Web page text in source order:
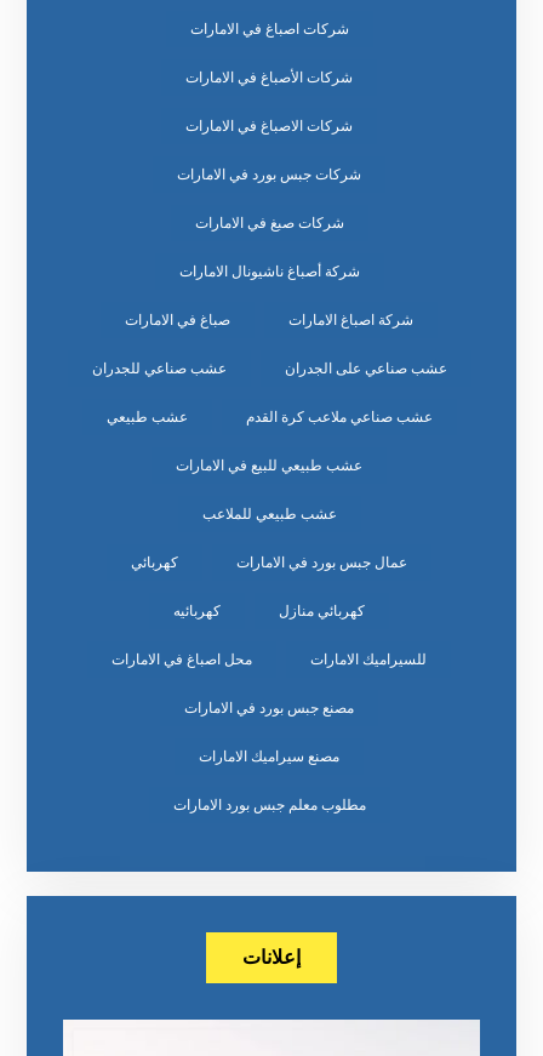
شركات اصباغ في الامارات
شركات الأصباغ في الامارات
شركات الاصباغ في الامارات
شركات جبس بورد في الامارات
شركات صبغ في الامارات
شركة أصباغ ناشيونال الامارات
شركة اصباغ الامارات صباغ في الامارات
عشب صناعي على الجدران عشب صناعي للجدران
عشب صناعي ملاعب كرة القدم عشب طبيعي
عشب طبيعي للبيع في الامارات
عشب طبيعي للملاعب
عمال جبس بورد في الامارات كهربائي
كهربائي منازل كهربائيه
للسيراميك الامارات محل اصباغ في الامارات
مصنع جبس بورد في الامارات
مصنع سيراميك الامارات
مطلوب معلم جبس بورد الامارات
إعلانات